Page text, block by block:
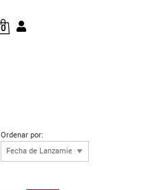
0
Ordenar por: